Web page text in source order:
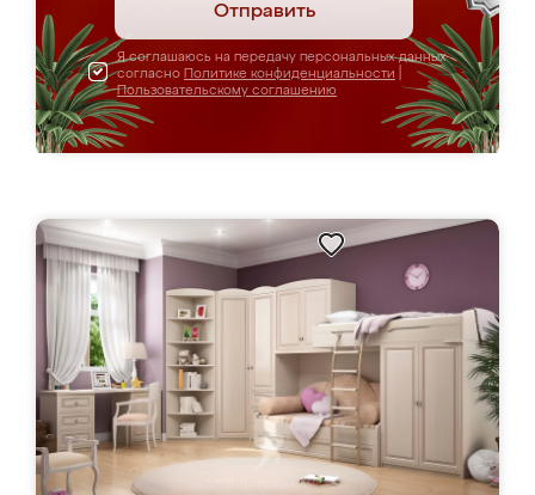
Отправить
Я соглашаюсь на передачу персональных данных
согласно Политике конфиденциальности
Пользовательскому соглашению